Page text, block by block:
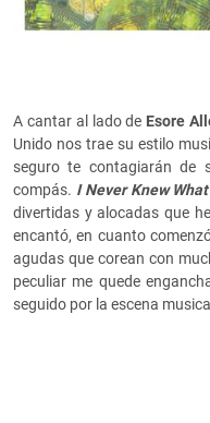
A cantar al lado de Esore
Unido nos trae su estilo
seguro te contagiarán de
compás. I Never Knew
divertidas y alocadas que
encantó, en cuanto
agudas que corean con
peculiar me quede
seguido por la escena